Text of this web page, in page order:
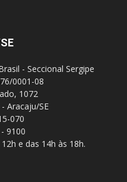
- Seccional Sergipe
0001-08
1072
Aracaju/SE
070
9100
e das 14h às 18h.